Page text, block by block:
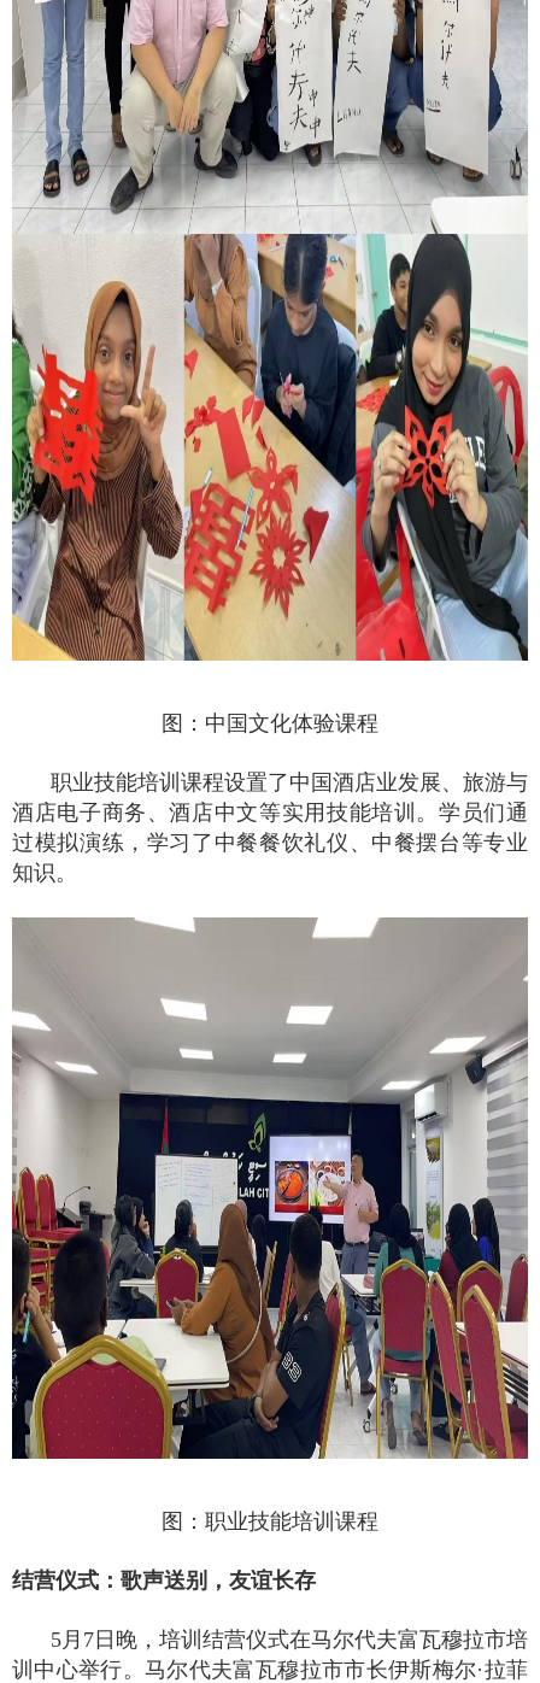
图：中国文化体验课程
职业技能培训课程设置了中国酒店业发展、旅游与
酒店电子商务、酒店中文等实用技能培训。学员们通
过模拟演练，学习了中餐餐饮礼仪、中餐摆台等专业
知识。
图：职业技能培训课程
结营仪式：歌声送别，友谊长存
5月 7日晚，培训结营仪式在马尔代夫富瓦穆拉市培
训中心举行。马尔代夫富瓦穆拉市市长伊斯梅尔·拉菲